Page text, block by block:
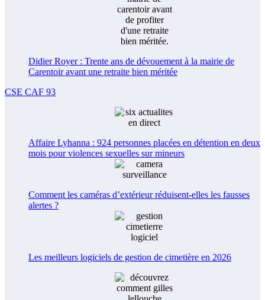
Didier Royer : Trente ans de dévouement à la mairie de
Carentoir avant une retraite bien méritée
CSE CAF 93
Affaire Lyhanna : 924 personnes placées en détention en deux
mois pour violences sexuelles sur mineurs
Comment les caméras d’extérieur réduisent-elles les fausses
alertes ?
Les meilleurs logiciels de gestion de cimetière en 2026